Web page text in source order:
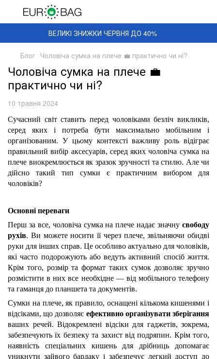
ВЕЛИКІ ЗНИЖКИ ЧЕРВНЯ ДО 40%
Блог Чоловіча сумка на плече 💼 практично чи ні?
Чоловіча сумка на плече 💼
практично чи ні?
10 травня 2024
Сучасний світ ставить перед чоловіками безліч викликів,
серед яких і потреба бути максимально мобільним і
організованим. У цьому контексті важливу роль відіграє
правильний вибір аксесуарів, серед яких чоловіча сумка на
плече виокремлюється як зразок зручності та стилю. Але чи
дійсно такий тип сумки є практичним вибором для
чоловіків?
Основні переваги
Перш за все, чоловіча сумка на плече надає значну свободу
рухів. Ви можете носити її через плече, звільняючи обидві
руки для інших справ. Це особливо актуально для чоловіків,
які часто подорожують або ведуть активний спосіб життя.
Крім того, розмір та формат таких сумок дозволяє зручно
розмістити в них все необхідне — від мобільного телефону
та гаманця до планшета та документів.
Сумки на плече, як правило, оснащені кількома кишенями і
відсіками, що дозволяє ефективно організувати зберігання
ваших речей. Відокремлені відсіки для гаджетів, зокрема,
забезпечують їх безпеку та захист від подряпин. Крім того,
наявність спеціальних кишень для дрібниць допомагає
уникнути зайвого бардаку і забезпечує легкий доступ до